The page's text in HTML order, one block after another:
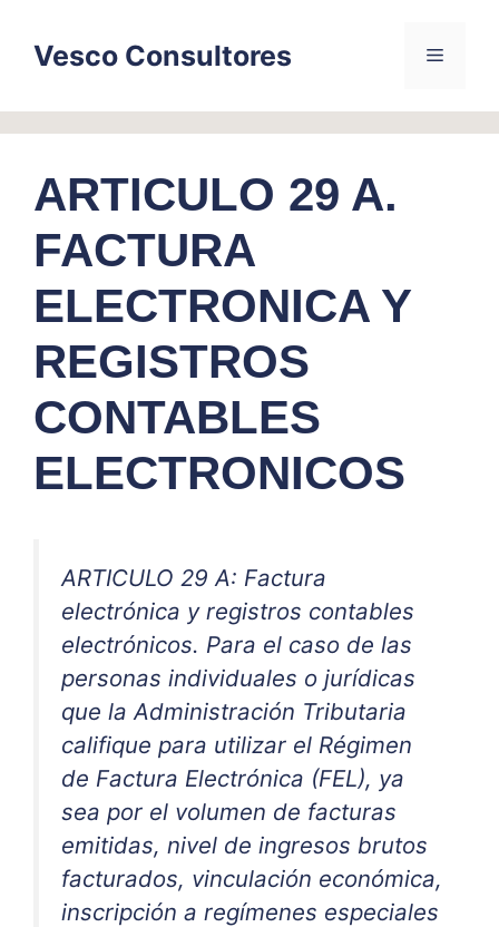
contentVesco Consultores Menu
ARTICULO 29 A.
FACTURA
ELECTRONICA Y
REGISTROS
CONTABLES
ELECTRONICOS
ARTICULO 29 A: Factura
electrónica y registros contables
electrónicos. Para el caso de las
personas individuales o jurídicas
que la Administración Tributaria
califique para utilizar el Régimen
de Factura Electrónica (FEL), ya
sea por el volumen de facturas
emitidas, nivel de ingresos brutos
facturados, vinculación económica,
inscripción a regímenes especiales